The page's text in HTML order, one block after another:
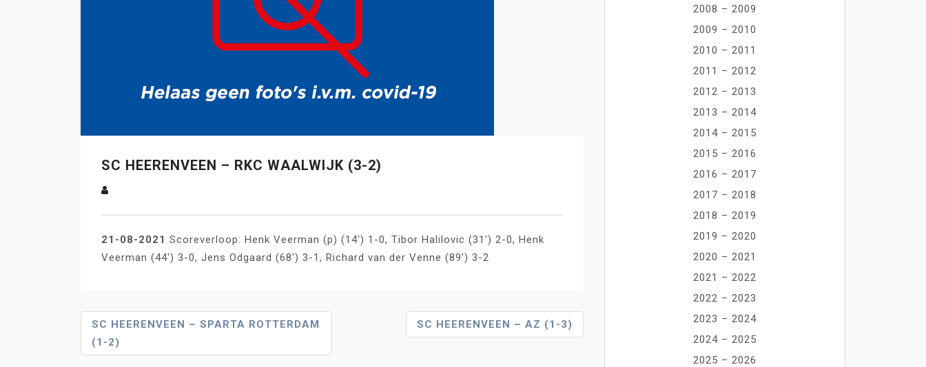
SC HEERENVEEN – RKC WAALWIJK (3-2)
21-08-2021 Scoreverloop: Henk Veerman (p) (14′) 1-0, Tibor Halilovic (31′) 2-0, Henk
Veerman (44′) 3-0, Jens Odgaard (68′) 3-1, Richard van der Venne (89′) 3-2
Bericht
Navigatie
SC HEERENVEEN – SPARTA ROTTERDAM
(1-2)
SC HEERENVEEN – AZ (1-3)
2008 – 2009
2009 – 2010
2010 – 2011
2011 – 2012
2012 – 2013
2013 – 2014
2014 – 2015
2015 – 2016
2016 – 2017
2017 – 2018
2018 – 2019
2019 – 2020
2020 – 2021
2021 – 2022
2022 – 2023
2023 – 2024
2024 – 2025
2025 – 2026